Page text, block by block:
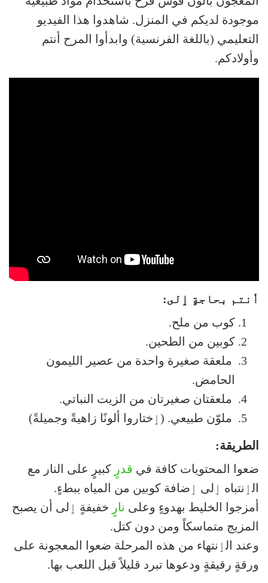
موجودة لديكم في المنزل. شاهدوا هذا الفيديو
التعليمي (باللغة الفرنسية) وابدأوا المرح أنتم
وأولادكم.
أنتم بحاجةٍ ٳلى:
كوب من ملح.
كوبين من الطحين.
ملعقة صغيرة واحدة من عصير الليمون
الحامض.
ملعقتان صغيرتان من الزيت النباتي.
ملوّن طبيعي. (ٳختاروا ألونًا زاهيةً وجميلةً)
الطريقة:
ضعوا المحتويات كافة في قدرٍ كبيرٍ على النار مع
الٳنتباه ٳلى ٳضافة كوبين من المياه ببطءٍ.
أمزجوا الخليط بهدوءٍ وعلى نارٍ خفيفةٍ ٳلى أن يصبح
المزيج متماسكاً ومن دون كتل.
وعند الٳنتهاء من هذه المرحلة ضعوا المعجونة على
ورقةٍ رقيقةٍ ودعوها تبرد قليلاً قبل اللعب بها.